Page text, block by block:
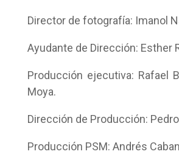
Director de fotografía: Imanol
Ayudante de Dirección: Esther
Producción ejecutiva: Rafael
Moya.
Dirección de Producción:
Producción PSM: Andrés